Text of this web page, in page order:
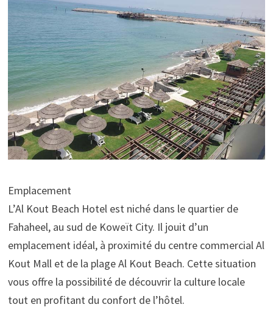
Emplacement
L’Al Kout Beach Hotel est niché dans le quartier de
Fahaheel, au sud de Koweït City. Il jouit d’un
emplacement idéal, à proximité du centre commercial Al
Kout Mall et de la plage Al Kout Beach. Cette situation
vous offre la possibilité de découvrir la culture locale
tout en profitant du confort de l’hôtel.